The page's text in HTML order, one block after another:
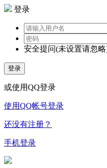
登录
安全提问(未设置请忽
登录
或使用QQ登录
使用QQ帐号登录
还没有注册？
手机登录